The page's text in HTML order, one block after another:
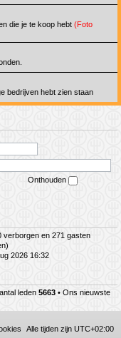
die je te koop hebt (Foto
bedrijven hebt zien staan
Onthouden
verborgen en 271 gasten
2026 16:32
leden 5663 • Ons nieuwste
Alle tijden zijn UTC+02:00